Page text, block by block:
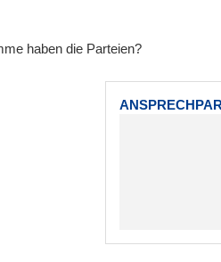
haben die Parteien?